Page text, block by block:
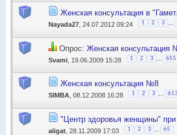
Женская консультация в
Nayada27 , 24.07.2012 09:24 1 2 3
Опрос: Женская консультация
Svami , 19.06.2009 15:28 1 2 3 655
Женская консультация №8
SIMBA , 08.12.2008 16:28 1 2 3 613
"Центр здоровья женщины"
aligat , 28.11.2009 17:03 1 2 3 65